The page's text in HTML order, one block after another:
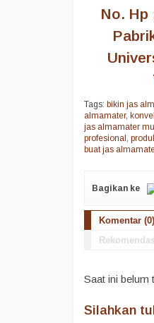
No. Hp
Tags: bikin jas
almamater,
jas almamater
profesional
buat jas
Bagikan ke
Komentar (0)
Saat ini belum
Silahkan